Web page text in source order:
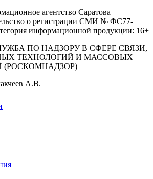
агентство Саратова
о регистрации СМИ № ФС77-
информационной продукции: 16+
ПО НАДЗОРУ В СФЕРЕ СВЯЗИ,
ТЕХНОЛОГИЙ И МАССОВЫХ
А.В.